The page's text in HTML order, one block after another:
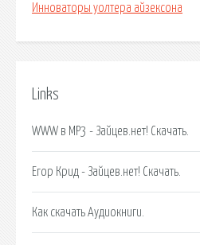
Инноваторы уолтера айзексона
Links
WWW в MP3 - Зайцев.нет! Скачать.
Егор Крид - Зайцев.нет! Скачать.
Как скачать Аудиокниги.